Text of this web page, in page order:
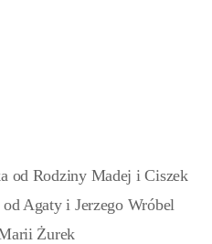
od Rodziny Madej i Ciszek
od Agaty i Jerzego Wróbel
Żurek